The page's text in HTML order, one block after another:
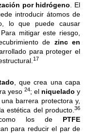
por hidrógeno . El
introducir átomos de
lo que puede causar
mitigar este riesgo,
de zinc en
para proteger el
17
, que crea una capa
yeso 24; el niquelado y
barrera protectora y,
estética del producto. 36
como los de PTFE
para reducir el par de